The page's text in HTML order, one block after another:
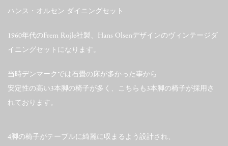
ハンス・オルセン ダイニングセット
1960年代のFrem Rojle社製、Hans Olsenデザインのヴィンテージダ
イニングセットになります。
当時デンマークでは石畳の床が多かった事から
安定性の高い3本脚の椅子が多く、こちらも3本脚の椅子が採用さ
れております。
4脚の椅子がテーブルに綺麗に収まるよう設計され、